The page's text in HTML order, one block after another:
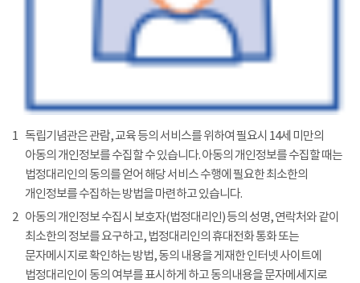
1 독립기념관은 관람, 교육 등의 서비스를 위하여 필요시 14세 미만의
아동의 개인정보를 수집할 수 있습니다. 아동의 개인정보를 수집할 때는
법정대리인의 동의를 얻어 해당 서비스 수행에 필요한 최소한의
개인정보를 수집하는 방법을 마련하고 있습니다.
2 아동의 개인정보 수집시 보호자(법정대리인) 등의 성명, 연락처와 같이
최소한의 정보를 요구하고, 법정대리인의 휴대전화 통화 또는
문자메시지로 확인하는 방법, 동의 내용을 게재한 인터넷 사이트에
법정대리인이 동의 여부를 표시하게 하고 동의내용을 문자메세지로